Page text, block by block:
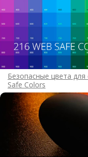
Безопасные цвета
Safe Colors